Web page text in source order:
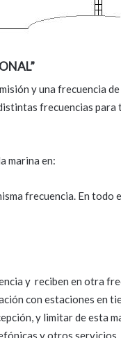
y una frecuencia
frecuencias
marina en:
frecuencia. En todo
y reciben en otra
con estaciones en
y limitar de esta
y otros